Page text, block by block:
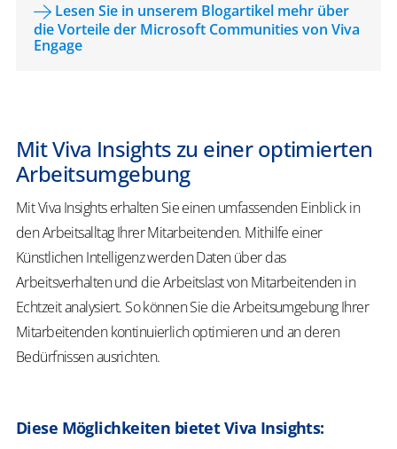
Lesen Sie in unserem Blogartikel mehr über
die Vorteile der Microsoft Communities von Viva
Engage
Mit Viva Insights zu einer optimierten
Arbeitsumgebung
Mit Viva Insights erhalten Sie einen umfassenden Einblick in
den Arbeitsalltag Ihrer Mitarbeitenden. Mithilfe einer
Künstlichen Intelligenz werden Daten über das
Arbeitsverhalten und die Arbeitslast von Mitarbeitenden in
Echtzeit analysiert. So können Sie die Arbeitsumgebung Ihrer
Mitarbeitenden kontinuierlich optimieren und an deren
Bedürfnissen ausrichten.
Diese Möglichkeiten bietet Viva Insights: